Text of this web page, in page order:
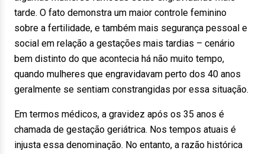
tarde. O fato demonstra um maior controle feminino
sobre a fertilidade, e também mais segurança pessoal e
social em relação a gestações mais tardias – cenário
bem distinto do que acontecia há não muito tempo,
quando mulheres que engravidavam perto dos 40 anos
geralmente se sentiam constrangidas por essa situação.
Em termos médicos, a gravidez após os 35 anos é
chamada de gestação geriátrica. Nos tempos atuais é
injusta essa denominação. No entanto, a razão histórica